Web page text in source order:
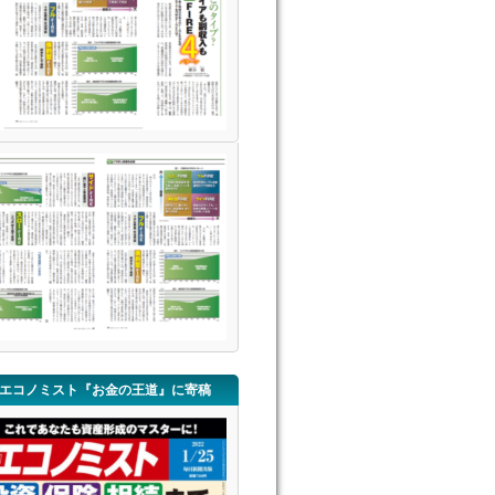
コノミスト『お金の王道』に寄稿